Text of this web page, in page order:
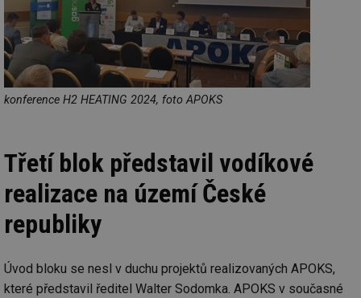
konference H2 HEATING 2024, foto APOKS
Třetí blok představil vodíkové
realizace na území České
republiky
Úvod bloku se nesl v duchu projektů realizovaných APOKS,
které představil ředitel Walter Sodomka. APOKS v současné